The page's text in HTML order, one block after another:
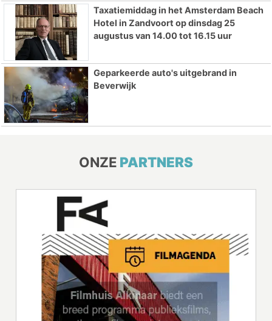
Taxatiemiddag in het Amsterdam Beach
Hotel in Zandvoort op dinsdag 25
augustus van 14.00 tot 16.15 uur
Geparkeerde auto's uitgebrand in
Beverwijk
ONZE PARTNERS